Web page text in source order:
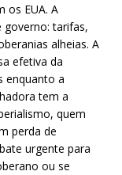
os EUA. A
tarifas,
alheias. A
efetiva da
enquanto a
tem a
quem
perda de
urgente para
ou se